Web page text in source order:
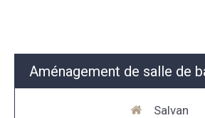
Aménagement de salle de
Salvan